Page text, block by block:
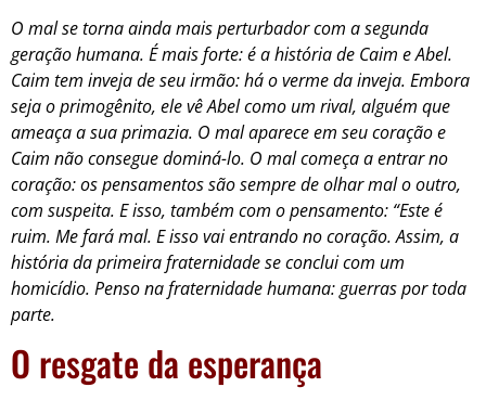
O mal se torna ainda mais perturbador com a segunda
geração humana. É mais forte: é a história de Caim e Abel.
Caim tem inveja de seu irmão: há o verme da inveja. Embora
seja o primogênito, ele vê Abel como um rival, alguém que
ameaça a sua primazia. O mal aparece em seu coração e
Caim não consegue dominá-lo. O mal começa a entrar no
coração: os pensamentos são sempre de olhar mal o outro,
com suspeita. E isso, também com o pensamento: “Este é
ruim. Me fará mal. E isso vai entrando no coração. Assim, a
história da primeira fraternidade se conclui com um
homicídio. Penso na fraternidade humana: guerras por toda
parte.
O resgate da esperança